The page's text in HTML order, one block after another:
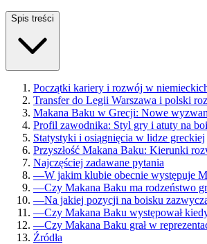
Spis treści
Początki kariery i rozwój w
Transfer do Legii Warszawa i polski
Makana Baku w Grecji: Nowe
Profil zawodnika: Styl gry i atuty na
Statystyki i osiągnięcia w lidze greckiej
Przyszłość Makana Baku: Kierunki
Najczęściej zadawane pytania
—W jakim klubie obecnie występuje
—Czy Makana Baku ma rodzeństwo
—Na jakiej pozycji na boisku
—Czy Makana Baku występował
—Czy Makana Baku grał w
Źródła